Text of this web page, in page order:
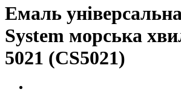
Емаль
System морська
5021 (CS5021)